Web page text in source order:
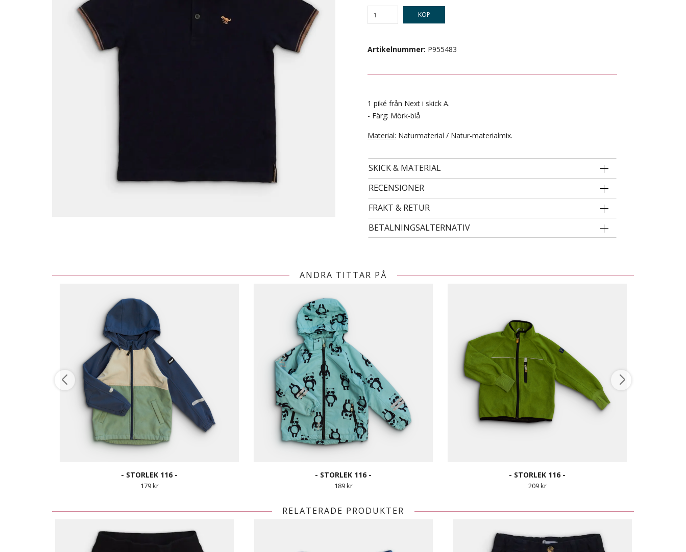
KÖP
Artikelnummer: P955483
1 piké från Next i skick A.
- Färg: Mörk-blå
Material: Naturmaterial / Natur-materialmix.
SKICK & MATERIAL
RECENSIONER
FRAKT & RETUR
BETALNINGSALTERNATIV
ANDRA TITTAR PÅ
- STORLEK 116 -
179 kr
- STORLEK 116 -
189 kr
- STORLEK 116 -
209 kr
RELATERADE PRODUKTER